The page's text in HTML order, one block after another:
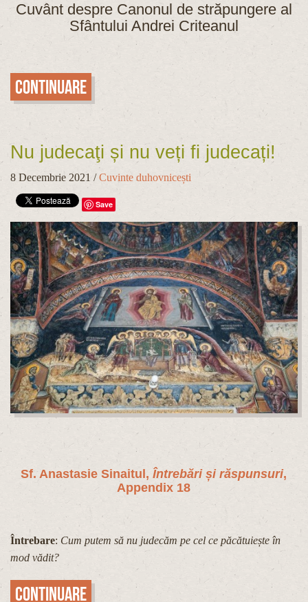
Cuvânt despre Canonul de străpungere al
Sfântului Andrei Criteanul
Continuare
Nu judecaţi și nu veți fi judecați!
8 Decembrie 2021 /Cuvinte duhovnicești
Save
Sf. Anastasie Sinaitul,Întrebări și răspunsuri,
Appendix 18
Întrebare: Cum putem să nu judecăm pe cel ce păcătuiește în
mod vădit?
Continuare